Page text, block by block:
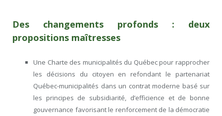
Des changements profonds : deux
propositions maîtresses
Une Charte des municipalités du Québec pour rapprocher
les décisions du citoyen en refondant le partenariat
Québec-municipalités dans un contrat moderne basé sur
les principes de subsidiarité, d’efficience et de bonne
gouvernance favorisant le renforcement de la démocratie